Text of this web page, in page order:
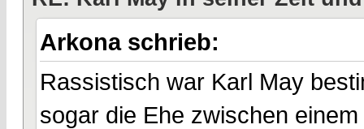
Arkona schrieb:
Rassistisch war Karl May
sogar die Ehe zwischen